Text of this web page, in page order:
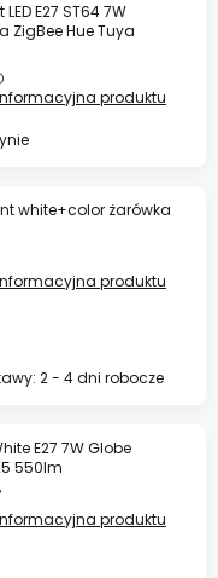
LED E27 ST64 7W
ZigBee Hue Tuya
produktu
white+color żarówka
produktu
2 - 4 dni robocze
E27 7W Globe
550lm
produktu